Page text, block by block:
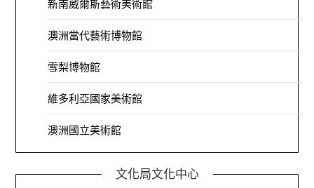
新南威爾斯藝術美術館
澳洲當代藝術博物館
雪梨博物館
維多利亞國家美術館
澳洲國立美術館
文化局文化中心